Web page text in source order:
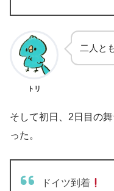
トリ
二人と
そして初日、2日目の
った。
ドイツ到着